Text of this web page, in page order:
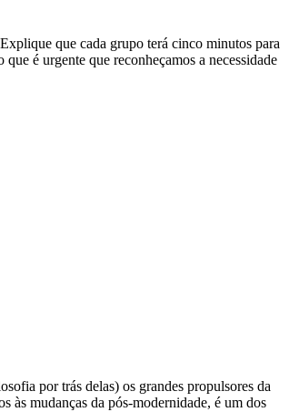
que cada grupo terá cinco minutos para
é urgente que reconheçamos a necessidade
por trás delas) os grandes propulsores da
às mudanças da pós-modernidade, é um dos